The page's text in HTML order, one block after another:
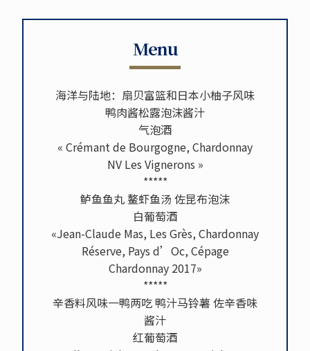
Menu
海洋与陆地：扇贝富篮和日本小柚子风味
鸭肉酱松露泡沫酱汁
气泡酒
« Crémant de Bourgogne, Chardonnay
NV Les Vignerons »
*****
鲈鱼鱼丸 鳌虾鱼汤 佐昆布泡沫
白葡萄酒
«Jean-Claude Mas, Les Grès, Chardonnay
Réserve, Pays d’Oc, Cépage
Chardonnay 2017»
*****
辛香料风味一鸭两吃 鸭汁马铃薯 佐辛香味
酱汁
红葡萄酒